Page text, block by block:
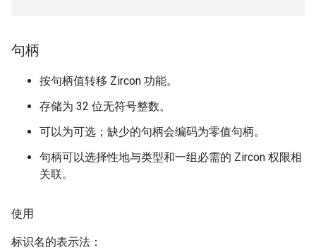
句柄
按句柄值转移 Zircon 功能。
存储为 32 位无符号整数。
可以为可选；缺少的句柄会编码为零值句柄。
句柄可以选择性地与类型和一组必需的 Zircon 权限相
关联。
使用
标识名的表示法：